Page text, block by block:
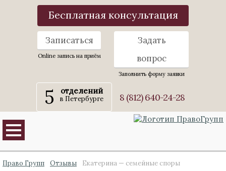
Бесплатная консультация
Записаться
Online запись на приём
Задать
вопрос
Заполнить форму заявки
5 отделений
в Петербурге 8 (812) 640-24-28
Право Групп Отзывы Екатерина — семейные споры